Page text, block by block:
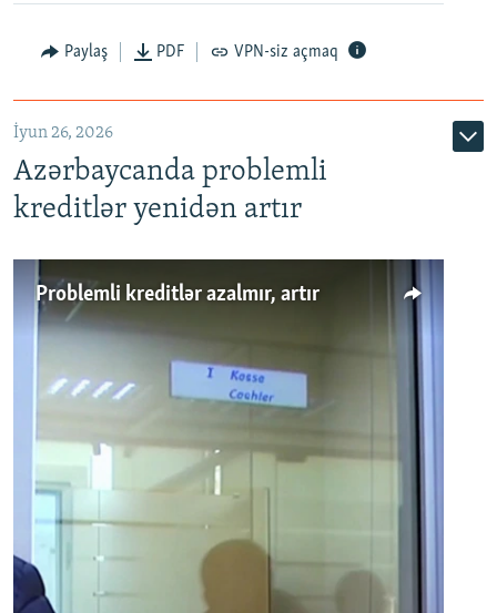
Auto 240p 360p 480p
720p 1080p
Paylaş PDF VPN-siz açmaq
İyun 26, 2026
Azərbaycanda problemli
kreditlər yenidən artır
Problemli kreditlər azalmır, artır